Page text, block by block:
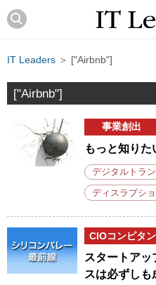
IT Leaders ＞ ["Airbnb"]
["Airbnb"]
事業創出
もっと知り
デジタルトラ
ディスラプシ
CIOコンピタ
スタートアッ
スは必ずしも